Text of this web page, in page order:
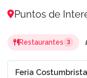
Puntos de
Restaurantes 3
Feria